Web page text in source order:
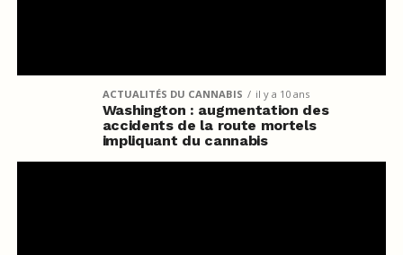
ACTUALITÉS DU CANNABIS il y a 10 ans
Washington : augmentation des
accidents de la route mortels
impliquant du cannabis